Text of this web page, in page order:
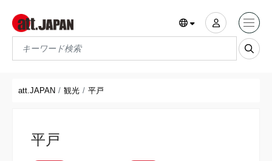
Translations title cont
att.JAPAN 観光 平戸
平戸